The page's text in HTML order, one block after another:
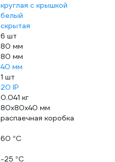
круглая с крышкой
белый
скрытая
6 шт
80 мм
80 мм
40 мм
1 шт
20 IP
0.041 кг
80х80х40 мм
распаечная коробка
60 °С
-25 °С